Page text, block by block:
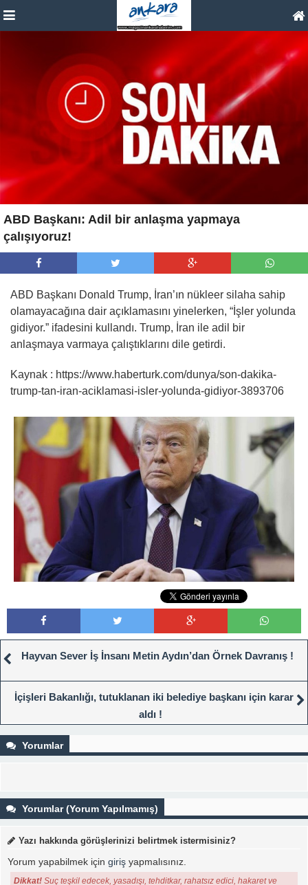
ABD Başkanı: Adil bir anlaşma yapmaya
çalışıyoruz!
ABD Başkanı Donald Trump, İran’ın nükleer silaha sahip
olamayacağına dair açıklamasını yinelerken, “İşler yolunda
gidiyor.” ifadesini kullandı. Trump, İran ile adil bir
anlaşmaya varmaya çalıştıklarını dile getirdi.
Kaynak : https://www.haberturk.com/dunya/son-dakika-
trump-tan-iran-aciklamasi-isler-yolunda-gidiyor-3893706
Hayvan Sever İş İnsanı Metin Aydın’dan Örnek Davranış !
İçişleri Bakanlığı, tutuklanan iki belediye başkanı için karar
aldı !
Yorumlar
Yorumlar (Yorum Yapılmamış)
Yazı hakkında görüşlerinizi belirtmek istermisiniz?
Yorum yapabilmek için giriş yapmalısınız.
Dikkat! Suç teşkil edecek, yasadışı, tehditkar, rahatsız edici, hakaret ve